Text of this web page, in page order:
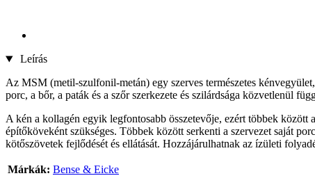
Leírás
Az MSM (metil-szulfonil-metán) egy szerves természetes
porc, a bőr, a paták és a szőr szerkezete és szilárdsága közvetlenül
A kén a kollagén egyik legfontosabb összetevője, ezért többek
építőköveként szükséges. Többek között serkenti a szervezet saját
kötőszövetek fejlődését és ellátását. Hozzájárulhatnak az ízületi
Márkák: Bense & Eicke